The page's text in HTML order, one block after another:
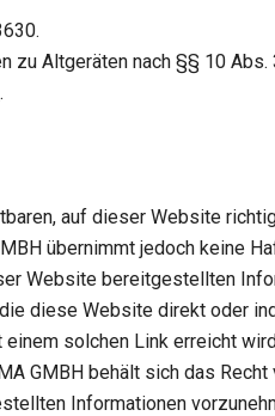
zu Altgeräten nach §§ 10 Abs.
.
auf dieser Website
übernimmt jedoch keine
Website bereitgestellten
diese Website direkt oder
solchen Link erreicht
GMBH behält sich das Recht
Informationen